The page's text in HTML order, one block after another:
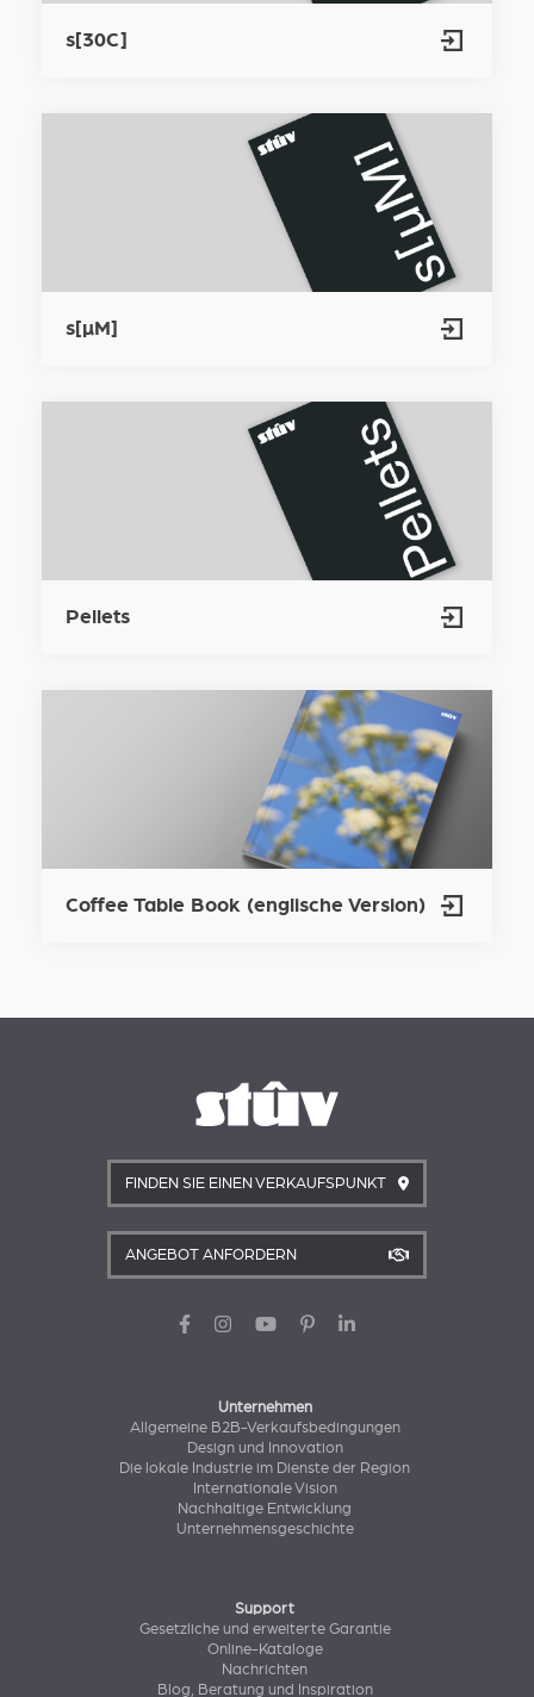
s[30C]
s[µM]
Pellets
Coffee Table Book (englische Version)
FINDEN SIE EINEN VERKAUFSPUNKT
ANGEBOT ANFORDERN
Unternehmen
Allgemeine B2B-Verkaufsbedingungen
Design und Innovation
Die lokale Industrie im Dienste der Region
Internationale Vision
Nachhaltige Entwicklung
Unternehmensgeschichte
Support
Gesetzliche und erweiterte Garantie
Online-Kataloge
Nachrichten
Blog, Beratung und Inspiration